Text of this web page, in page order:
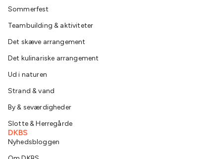
Sommerfest
Teambuilding & aktiviteter
Det skæve arrangement
Det kulinariske arrangement
Ud i naturen
Strand & vand
By & seværdigheder
Slotte & Herregårde
DKBS
Nyhedsbloggen